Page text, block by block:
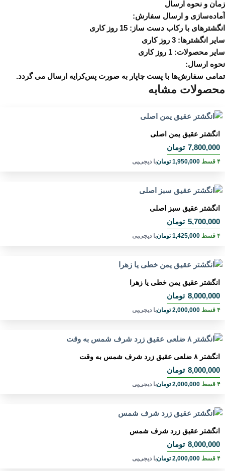
زمان و نحوه ارسال
آماده‌سازی و ارسال سفارش:
انگشترهای با رکاب دست ساز: 15 روز کاری
سایر انگشترها: 3 روز کاری
سایر محصولات: 1 روز کاری
نحوه ارسال:
تمامی سفارش‌ها با پست چاپار به صورت پس‌کرایه ارسال می گردد.
محصولات مشابه
انگشتر عقیق یمن اصلی
7,800,000 تومان
۴ قسط 1,950,000 تومانبا دیجی‌پی
انگشتر عقیق سبز اصلی
5,700,000 تومان
۴ قسط 1,425,000 تومانبا دیجی‌پی
انگشتر عقیق یمن خطی یا زهرا
8,000,000 تومان
۴ قسط 2,000,000 تومانبا دیجی‌پی
انگشتر ۸ ضلعی عقیق زرد شرف شمس به وقت
8,000,000 تومان
۴ قسط 2,000,000 تومانبا دیجی‌پی
انگشتر عقیق زرد شرف شمس
8,000,000 تومان
۴ قسط 2,000,000 تومانبا دیجی‌پی